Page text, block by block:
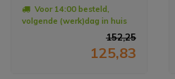
Voor 14:00 besteld,
volgende (werk)dag in huis
152,25
125,83